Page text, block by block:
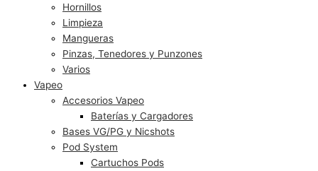
Hornillos
Limpieza
Mangueras
Pinzas, Tenedores y Punzones
Varios
Vapeo
Accesorios Vapeo
Baterías y Cargadores
Bases VG/PG y Nicshots
Pod System
Cartuchos Pods